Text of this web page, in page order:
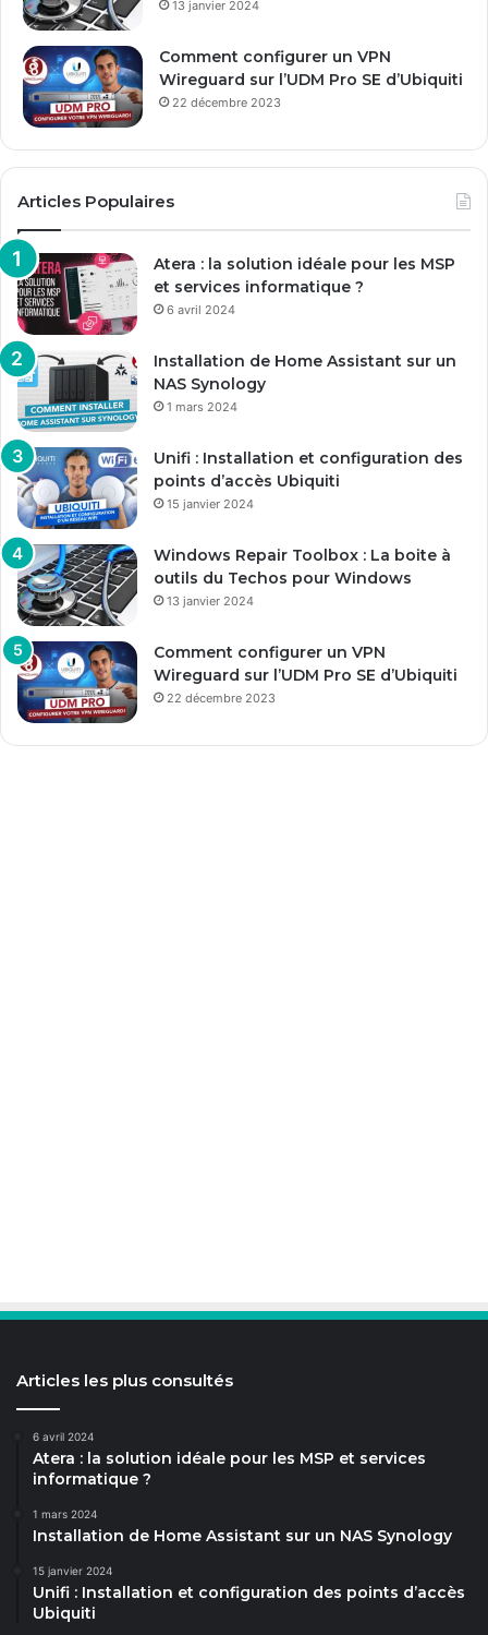
13 janvier 2024
Comment configurer un VPN
Wireguard sur l’UDM Pro SE d’Ubiquiti
22 décembre 2023
Articles Populaires
Atera : la solution idéale pour les MSP
et services informatique ?
6 avril 2024
Installation de Home Assistant sur un
NAS Synology
1 mars 2024
Unifi : Installation et configuration des
points d’accès Ubiquiti
15 janvier 2024
Windows Repair Toolbox : La boite à
outils du Techos pour Windows
13 janvier 2024
Comment configurer un VPN
Wireguard sur l’UDM Pro SE d’Ubiquiti
22 décembre 2023
Articles les plus consultés
6 avril 2024
Atera : la solution idéale pour les MSP et services
informatique ?
1 mars 2024
Installation de Home Assistant sur un NAS Synology
15 janvier 2024
Unifi : Installation et configuration des points d’accès
Ubiquiti